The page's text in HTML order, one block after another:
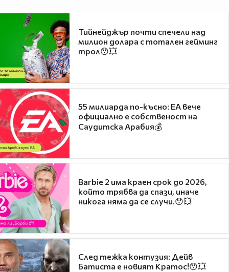
Тийнейджър почти спечели над
милион долара с тотален гейминг
трол😯💥
55 милиарда по-късно: EA вече
официално е собственост на
Саудитска Арабия💰
Barbie 2 има краен срок до 2026,
който трябва да спази, иначе
никога няма да се случи.😯💥
След тежка контузия: Дейв
Батиста е новият Кратос!😯💥